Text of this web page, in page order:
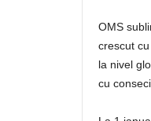
OMS
crescut
la nivel
cu